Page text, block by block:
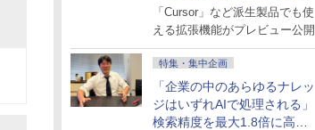
にも開放
「Cursor」など派生製品でも使
える拡張機能がプレビュー公開
特集・集中企画
「企業の中のあらゆるナレッ
ジはいずれAIで処理される」
検索精度を最大1.8倍に高め